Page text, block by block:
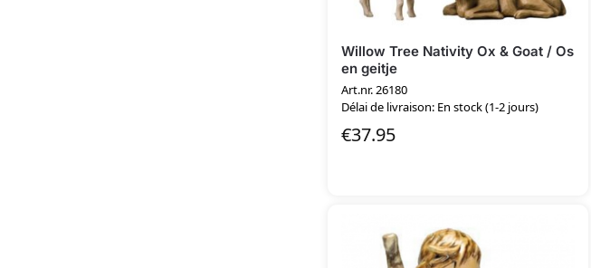
Willow Tree Nativity Ox & Goat / Os
en geitje
Art.nr. 26180
Délai de livraison: En stock (1-2 jours)
€37.95